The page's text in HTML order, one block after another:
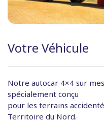
Votre Véhicule
Notre autocar 4×4 sur
spécialement conçu
pour les terrains
Territoire du Nord.